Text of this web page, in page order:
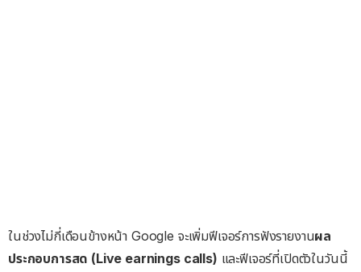
ในช่วงไม่กี่เดือนข้างหน้า Google จะเพิ่มฟีเจอร์การฟังรายงานผล
ประกอบการสด (Live earnings calls) และฟีเจอร์ที่เปิดตัวในวันนี้